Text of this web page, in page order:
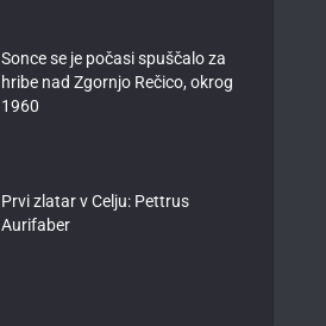
Sonce se je počasi spuščalo za
hribe nad Zgornjo Rečico, okrog
1960
Prvi zlatar v Celju: Pettrus
Aurifaber